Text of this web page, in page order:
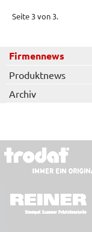
Seite 3 von 3.
Firmennews
Produktnews
Archiv